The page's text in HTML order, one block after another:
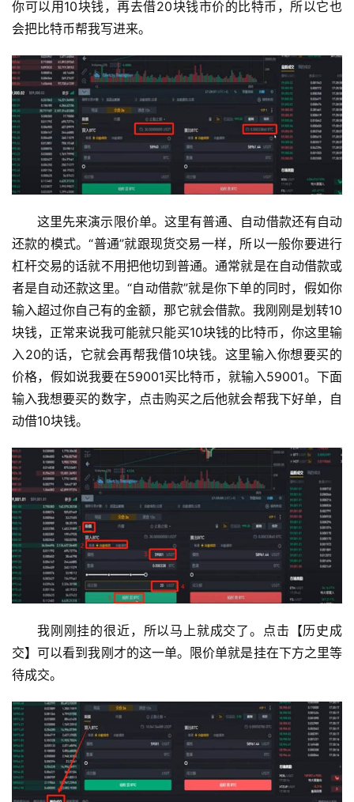
你可以用10块钱，再去借20块钱市价的比特币，所以它也
会把比特币帮我写进来。
这里先来演示限价单。这里有普通、自动借款还有自动
还款的模式。“普通”就跟现货交易一样，所以一般你要进行
杠杆交易的话就不用把他切到普通。通常就是在自动借款或
者是自动还款这里。“自动借款”就是你下单的同时，假如你
输入超过你自己有的金额，那它就会借款。我刚刚是划转10
块钱，正常来说我可能就只能买10块钱的比特币，你这里输
入20的话，它就会再帮我借10块钱。这里输入你想要买的
价格，假如说我要在59001买比特币，就输入59001。下面
输入我想要买的数字，点击购买之后他就会帮我下好单，自
动借10块钱。
我刚刚挂的很近，所以马上就成交了。点击【历史成
交】可以看到我刚才的这一单。限价单就是挂在下方之里等
待成交。